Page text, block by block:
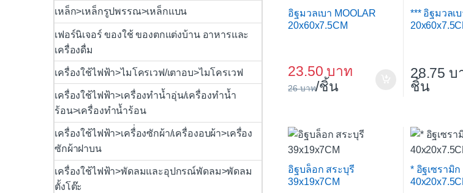
อิฐมวลเบา MOOLAR
20x60x7.5CM
23.50
26 /ชิ้น
*** อิฐมวลเบ
28.75
ชิ้น
อิฐบล็อก สระบุรี
39x19x7CM
* อิฐเซรามิก
เหล็ก>เหล็กรูปพรรณ>เหล็กแบน
เฟอร์นิเจอร์ ของใช้ ของตกแต่งบ้าน อาหารและ
เครื่องดื่ม
เครื่องใช้ไฟฟ้า>ไมโครเวฟ/เตาอบ>ไมโครเวฟ
เครื่องใช้ไฟฟ้า>เครื่องทำน้ำอุ่น/เครื่องทำน้ำ
ร้อน>เครื่องทำน้ำร้อน
เครื่องใช้ไฟฟ้า>เครื่่องซักผ้า/เครื่องอบผ้า>เครื่อง
ซักผ้าฝาบน
เครื่องใช้ไฟฟ้า>พัดลมและอุปกรณ์พัดลม>พัดลม
ตั้งโต๊ะ